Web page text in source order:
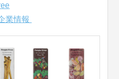
業情報